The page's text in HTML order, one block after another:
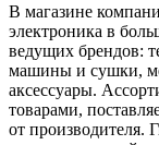
В магазине
электроника в
ведущих брендов:
машины и сушки,
аксессуары.
товарами,
от производителя.